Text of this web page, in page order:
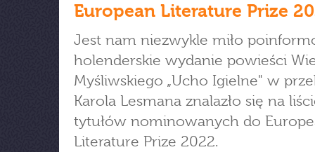
European Literature Prize
Jest nam niezwykle miło
holenderskie wydanie powieści
Myśliwskiego „Ucho Igielne" w
Karola Lesmana znalazło się na
tytułów nominowanych do
Literature Prize 2022.